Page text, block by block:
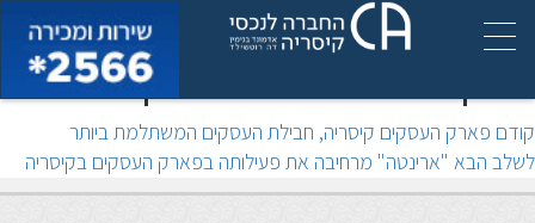
מרלו"גמיש! מושג חדש למביני
עניין בתחום הלוגיסטיקה
ניווט
קודם הפוסט
הקודם:
פארק העסקים קיסריה, חבילת העסקים המשתלמת ביותר
לשלב הבא הפוסט
הבא:
"ארינטה" מרחיבה את פעילותה בפארק העסקים בקיסריה